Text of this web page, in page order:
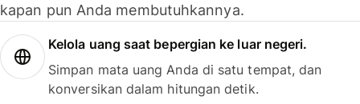
kapan pun Anda membutuhkannya.
Kelola uang saat bepergian ke luar negeri.
Simpan mata uang Anda di satu tempat, dan
konversikan dalam hitungan detik.